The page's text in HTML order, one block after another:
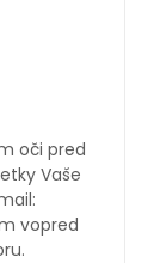
oči pred
Vaše
vopred